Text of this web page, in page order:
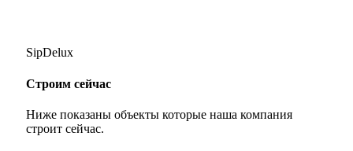
SipDelux
Строим сейчас
Ниже показаны объекты которые наша компания
строит сейчас.